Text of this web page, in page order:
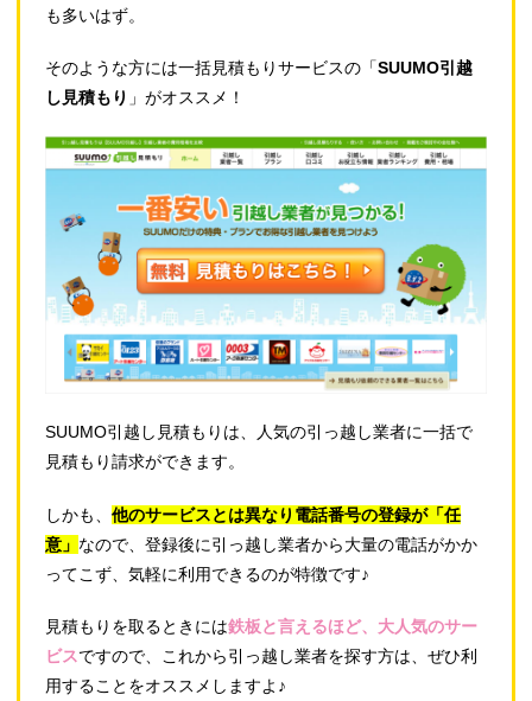
も多いはず。
そのような方には一括見積もりサービスの「SUUMO引越
し見積もり 」がオススメ！
SUUMO引越し見積もりは、人気の引っ越し業者に一括で
見積もり請求ができます。
しかも、 他のサービスとは異なり電話番号の登録が「任
意」 なので、登録後に引っ越し業者から大量の電話がかか
ってこず、気軽に利用できるのが特徴です♪
見積もりを取るときには鉄板と言えるほど、大人気のサー
ビスですので、これから引っ越し業者を探す方は、ぜひ利
用することをオススメしますよ♪